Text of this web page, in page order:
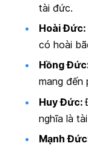
tài đức.
Hoài Đức:
có hoài
Hồng
mang đến
Huy Đức:
nghĩa là
Mạnh